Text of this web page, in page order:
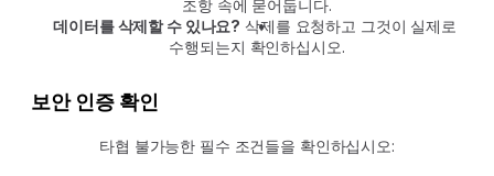
조항 속에 묻어둡니다.
데이터를 삭제할 수 있나요? 삭제를 요청하고 그것이 실제로
수행되는지 확인하십시오.
보안 인증 확인
타협 불가능한 필수 조건들을 확인하십시오: